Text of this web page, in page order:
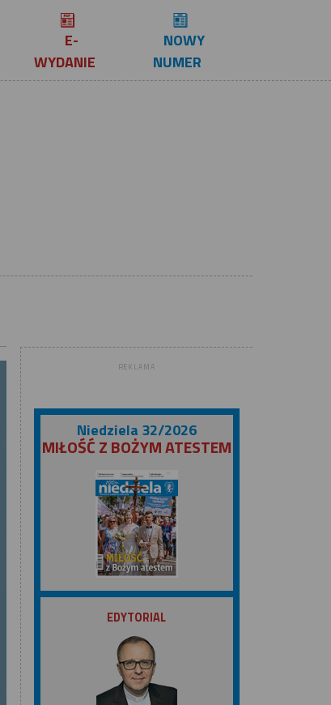
E-
WYDANIE
NOWY
NUMER
REKLAMA
Niedziela 32/2026
MIŁOŚĆ Z BOŻYM ATESTEM
ZOBACZ
EDYTORIAL